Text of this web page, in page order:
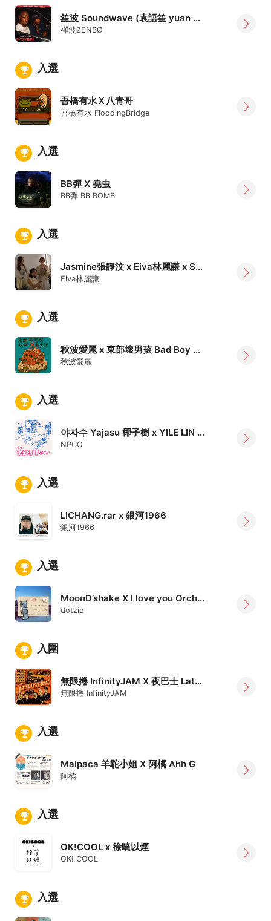
笙波 Soundwave (袁語笙 yuan X 禪波ZENBØ)
禪波ZENBØ
入選
吾橋有水Ｘ八青哥
吾橋有水 FloodingBridge
入選
BB彈 X 堯虫
BB彈 BB BOMB
入選
Jasmine張靜汶 x Eiva林麗謙 x Soya許素瑄
Eiva林麗謙
入選
秋波愛麗 x 東部壞男孩 Bad Boy From East
秋波愛麗
入選
야자수 Yajasu 椰子樹 x YILE LIN 林以樂
NPCC
入選
LICHANG.rar x 銀河1966
銀河1966
入選
MoonD’shake X I love you Orchestra Swing Style
dotzio
入圍
無限捲 InfinityJAM X 夜巴士 Late Night Bus 1989
無限捲 InfinityJAM
入選
Malpaca 羊駝小姐 X 阿橘 Ahh G
阿橘
入選
OK!COOL x 徐噴以煙
OK! COOL
入選